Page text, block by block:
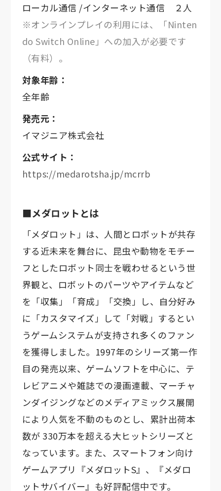
ローカル通信 /インターネット通信 ２人
※オンラインプレイの利用には、「Ninten
do Switch Online」への加入が必要です
（有料）。
対象年齢：
全年齢
発売元：
イマジニア株式会社
公式サイト：
https://medarotsha.jp/mcrrb
■メダロットとは
「メダロット」は、人間とロボットが共存
する近未来を舞台に、昆虫や動物をモチー
フとしたロボット同士を戦わせるという世
界観と、ロボットのパーツやアイテムなど
を「収集」「育成」「交換」し、自分好み
に「カスタマイズ」して「対戦」するとい
うゲームシステムが支持され多くのファン
を獲得しました。1997年のシリーズ第一作
目の発売以来、ゲームソフトを中心に、テ
レビアニメや雑誌での漫画連載、マーチャ
ンダイジングなどのメディアミックス展開
により人気を不動のものとし、累計出荷本
数が 330万本を超える大ヒットシリーズと
なっています。また、スマートフォン向け
ゲームアプリ『メダロットS』、『メダロ
ットサバイバー』も好評配信中です。